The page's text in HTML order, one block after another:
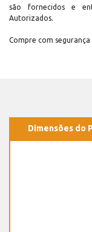
são fornecidos e
Autorizados.
Compre com
Dimensões do